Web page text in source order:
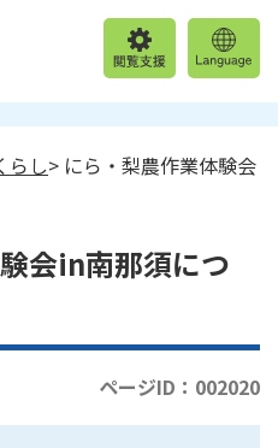
らし> にら・梨農作業体験会
会in南那須につ
ページID：002020